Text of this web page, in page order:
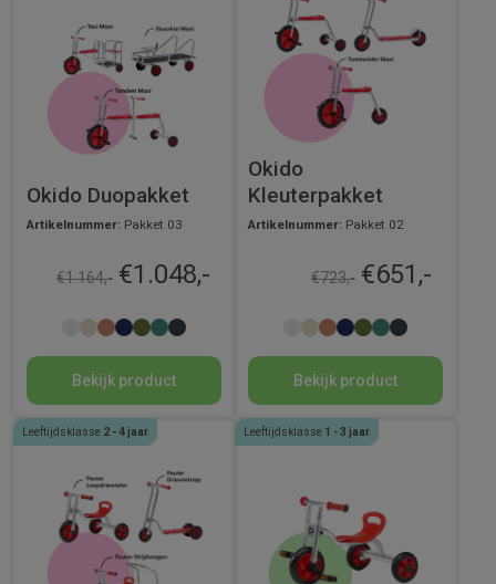
Okido Duopakket
Artikelnummer: Pakket 03
€1.164,- €1.048,-
Bekijk product
Okido
Kleuterpakket
Artikelnummer: Pakket 02
€723,- €651,-
Bekijk product
Leeftijdsklasse 2 - 4 jaar Leeftijdsklasse 1 - 3 jaar